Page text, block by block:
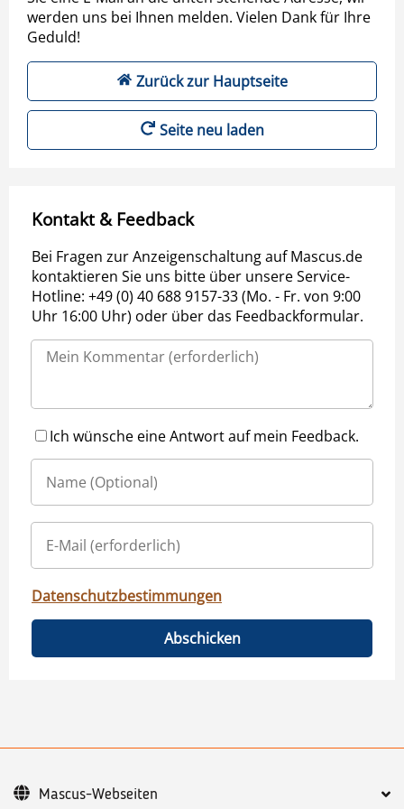
werden uns bei Ihnen melden. Vielen Dank für Ihre
Geduld!
Zurück zur Hauptseite
Seite neu laden
Kontakt & Feedback
Bei Fragen zur Anzeigenschaltung auf Mascus.de
kontaktieren Sie uns bitte über unsere Service-
Hotline: +49 (0) 40 688 9157-33 (Mo. - Fr. von 9:00
Uhr 16:00 Uhr) oder über das Feedbackformular.
Ich wünsche eine Antwort auf mein Feedback.
Datenschutzbestimmungen
Abschicken
Mascus-Webseiten